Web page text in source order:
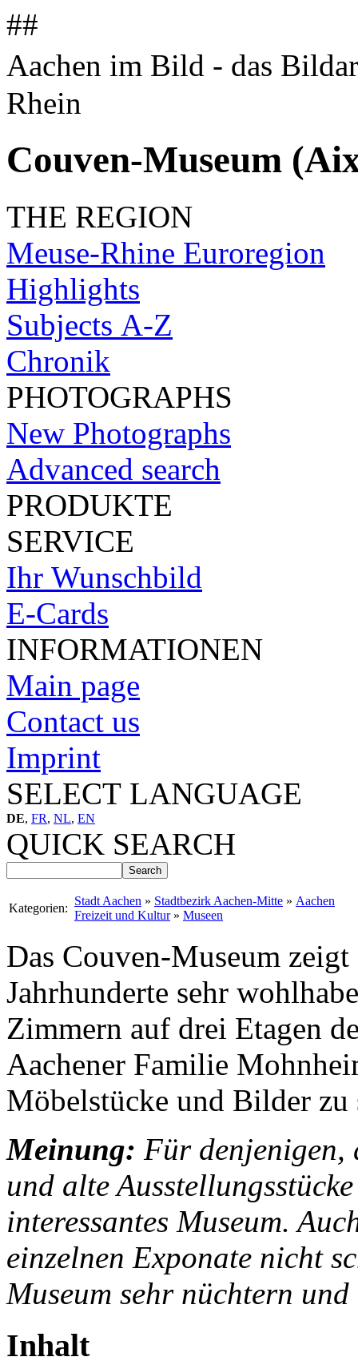
##
Aachen im Bild - das
Rhein
Couven-Museum
THE REGION
Meuse-Rhine Euroregion
Highlights
Subjects A-Z
Chronik
PHOTOGRAPHS
New Photographs
Advanced search
PRODUKTE
SERVICE
Ihr Wunschbild
E-Cards
INFORMATIONEN
Main page
Contact us
Imprint
SELECT LANGUAGE
DE, FR, NL, EN
QUICK SEARCH
Kategorien:
Stadt Aachen » Stadtbezirk Aachen-Mitte » Aachen
Freizeit und Kultur» Museen
Das Couven-Museum
Jahrhunderte sehr
Zimmern auf drei Etagen
Aachener Familie
Möbelstücke und Bilder zu
Meinung: Für denjenigen,
und alte
interessantes Museum.
einzelnen Exponate nicht
Museum sehr nüchtern
Inhalt